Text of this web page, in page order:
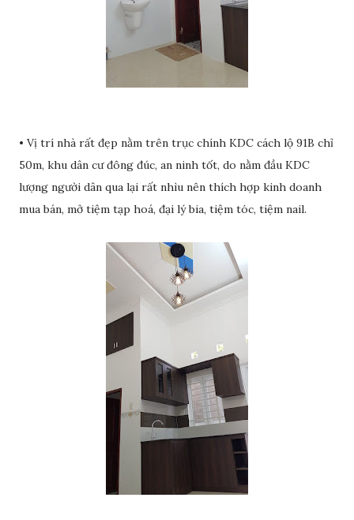
• Vị trí nhà rất đẹp nằm trên trục chính KDC cách lộ 91B chỉ
50m, khu dân cư đông đúc, an ninh tốt, do nằm đầu KDC
lượng người dân qua lại rất nhìu nên thích hợp kinh doanh
mua bán, mở tiệm tạp hoá, đại lý bia, tiệm tóc, tiệm nail.